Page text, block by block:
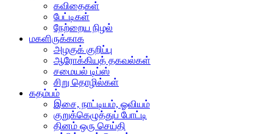
கவிதைகள்
பேட்டிகள்
நேற்றைய நிழல்
மகளிருக்காக
அழகுக் குறிப்பு
ஆரோக்கியத் தகவல்கள்
சமையல் டிப்ஸ்
சிறு தொழில்கள்
கதம்பம்
இசை, நாட்டியம், ஓவியம்
குறுக்கெழுத்துப் போட்டி
தினம் ஒரு செய்தி